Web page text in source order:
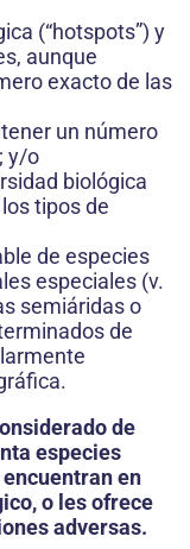
(“hotspots”) y
aunque
exacto de las
un número
y/o
biológica
tipos de
de especies
especiales (v.
semiáridas o
de
de
especies
en
o les ofrece
adversas.